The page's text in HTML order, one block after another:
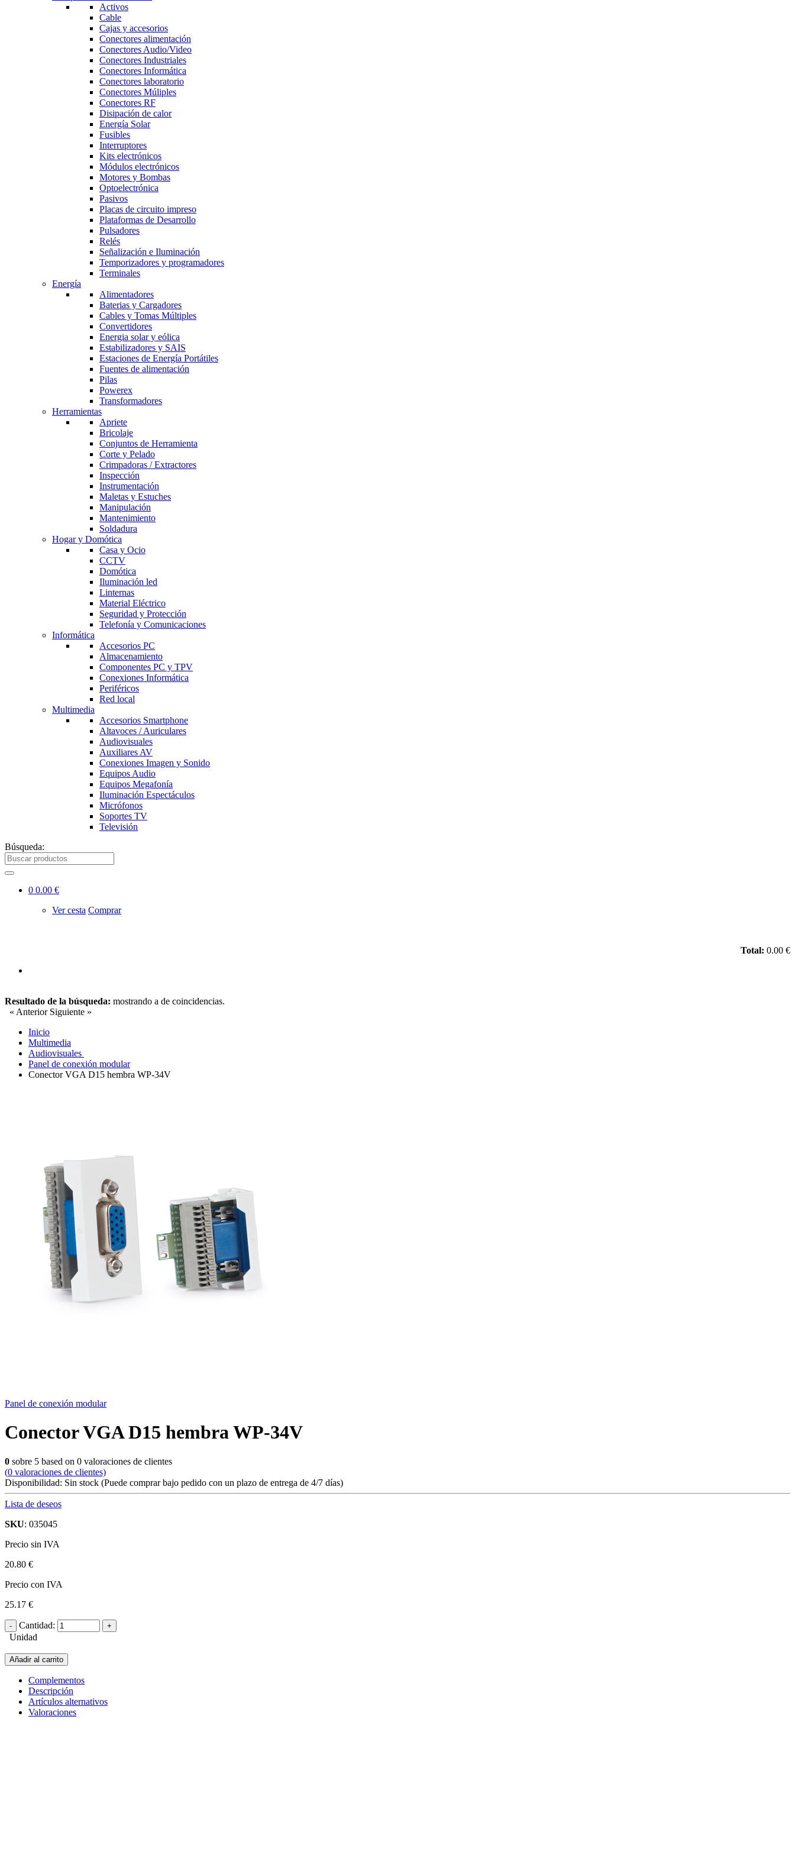
Activos
Cable
Cajas y accesorios
Conectores alimentación
Conectores Audio/Video
Conectores Industriales
Conectores Informática
Conectores laboratorio
Conectores Múliples
Conectores RF
Disipación de calor
Energía Solar
Fusibles
Interruptores
Kits electrónicos
Módulos electrónicos
Motores y Bombas
Optoelectrónica
Pasivos
Placas de circuito impreso
Plataformas de Desarrollo
Pulsadores
Relés
Señalización e Iluminación
Temporizadores y programadores
Terminales
Energía
Alimentadores
Baterias y Cargadores
Cables y Tomas Múltiples
Convertidores
Energia solar y eólica
Estabilizadores y SAIS
Estaciones de Energía Portátiles
Fuentes de alimentación
Pilas
Powerex
Transformadores
Herramientas
Apriete
Bricolaje
Conjuntos de Herramienta
Corte y Pelado
Crimpadoras / Extractores
Inspección
Instrumentación
Maletas y Estuches
Manipulación
Mantenimiento
Soldadura
Hogar y Domótica
Casa y Ocio
CCTV
Domótica
Iluminación led
Linternas
Material Eléctrico
Seguridad y Protección
Telefonía y Comunicaciones
Informática
Accesorios PC
Almacenamiento
Componentes PC y TPV
Conexiones Informática
Periféricos
Red local
Multimedia
Accesorios Smartphone
Altavoces / Auriculares
Audiovisuales
Auxiliares AV
Conexiones Imagen y Sonido
Equipos Audio
Equipos Megafonía
Iluminación Espectáculos
Micrófonos
Soportes TV
Televisión
Búsqueda:
0 0.00 €
Ver cesta Comprar
Total: 0.00 €
Resultado de la búsqueda: mostrando a de coincidencias.
« Anterior Siguiente »
Inicio
Multimedia
Audiovisuales
Panel de conexión modular
Conector VGA D15 hembra WP-34V
Panel de conexión modular
Conector VGA D15 hembra WP-34V
0 sobre 5 based on 0 valoraciones de clientes
(0 valoraciones de clientes)
Disponibilidad: Sin stock (Puede comprar bajo pedido con un plazo de entrega de 4/7 días)
Lista de deseos
SKU: 035045
Precio sin IVA
20.80 €
Precio con IVA
25.17 €
Cantidad:
Unidad
Añadir al carrito
Complementos
Descripción
Artículos alternativos
Valoraciones